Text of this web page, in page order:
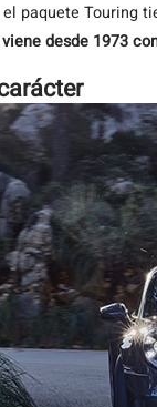
paquete Touring
viene desde 1973